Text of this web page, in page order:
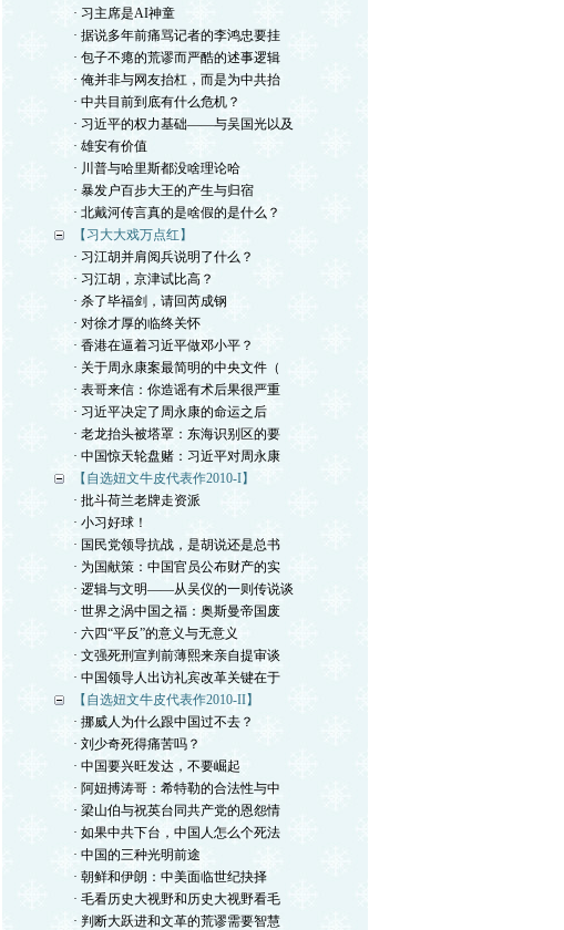
· 习主席是AI神童
· 据说多年前痛骂记者的李鸿忠要挂
· 包子不瘪的荒谬而严酷的述事逻辑
· 俺并非与网友抬杠，而是为中共抬
· 中共目前到底有什么危机？
· 习近平的权力基础——与吴国光以及
· 雄安有价值
· 川普与哈里斯都没啥理论哈
· 暴发户百步大王的产生与归宿
· 北戴河传言真的是啥假的是什么？
【习大大戏万点红】
· 习江胡并肩阅兵说明了什么？
· 习江胡，京津试比高？
· 杀了毕福剑，请回芮成钢
· 对徐才厚的临终关怀
· 香港在逼着习近平做邓小平？
· 关于周永康案最简明的中央文件（
· 表哥来信：你造谣有术后果很严重
· 习近平决定了周永康的命运之后
· 老龙抬头被塔罩：东海识别区的要
· 中国惊天轮盘赌：习近平对周永康
【自选妞文牛皮代表作2010-I】
· 批斗荷兰老牌走资派
· 小习好球！
· 国民党领导抗战，是胡说还是总书
· 为国献策：中国官员公布财产的实
· 逻辑与文明——从吴仪的一则传说谈
· 世界之涡中国之福：奥斯曼帝国废
· 六四“平反”的意义与无意义
· 文强死刑宣判前薄熙来亲自提审谈
· 中国领导人出访礼宾改革关键在于
【自选妞文牛皮代表作2010-II】
· 挪威人为什么跟中国过不去？
· 刘少奇死得痛苦吗？
· 中国要兴旺发达，不要崛起
· 阿妞搏涛哥：希特勒的合法性与中
· 梁山伯与祝英台同共产党的恩怨情
· 如果中共下台，中国人怎么个死法
· 中国的三种光明前途
· 朝鲜和伊朗：中美面临世纪抉择
· 毛看历史大视野和历史大视野看毛
· 判断大跃进和文革的荒谬需要智慧